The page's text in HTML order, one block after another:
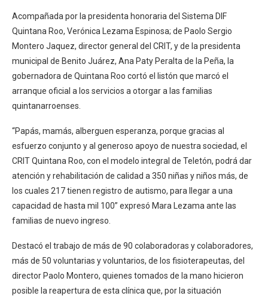
Acompañada por la presidenta honoraria del Sistema DIF
Quintana Roo, Verónica Lezama Espinosa; de Paolo Sergio
Montero Jaquez, director general del CRIT, y de la presidenta
municipal de Benito Juárez, Ana Paty Peralta de la Peña, la
gobernadora de Quintana Roo cortó el listón que marcó el
arranque oficial a los servicios a otorgar a las familias
quintanarroenses.
“Papás, mamás, alberguen esperanza, porque gracias al
esfuerzo conjunto y al generoso apoyo de nuestra sociedad, el
CRIT Quintana Roo, con el modelo integral de Teletón, podrá dar
atención y rehabilitación de calidad a 350 niñas y niños más, de
los cuales 217 tienen registro de autismo, para llegar a una
capacidad de hasta mil 100” expresó Mara Lezama ante las
familias de nuevo ingreso.
Destacó el trabajo de más de 90 colaboradoras y colaboradores,
más de 50 voluntarias y voluntarios, de los fisioterapeutas, del
director Paolo Montero, quienes tomados de la mano hicieron
posible la reapertura de esta clínica que, por la situación